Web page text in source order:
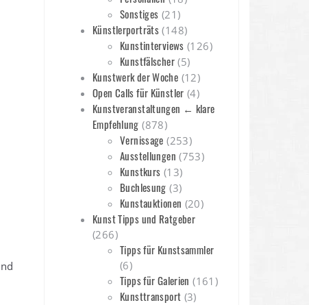
Sonstiges (21)
Künstlerporträts (148)
Kunstinterviews (126)
Kunstfälscher(5)
Kunstwerk der Woche (12)
Open Calls für Künstler (4)
Kunstveranstaltungen ← klare
Empfehlung (878)
Vernissage (253)
Ausstellungen (753)
Kunstkurs (13)
Buchlesung (3)
Kunstauktionen (20)
Kunst Tipps und Ratgeber
(266)
Tipps für Kunstsammler
(6)
Tipps für Galerien (161)
Kunsttransport (3)